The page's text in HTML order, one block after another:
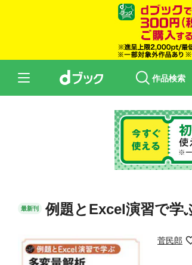
作品検索
最新刊 例題とExcel演習で学
菅民郎